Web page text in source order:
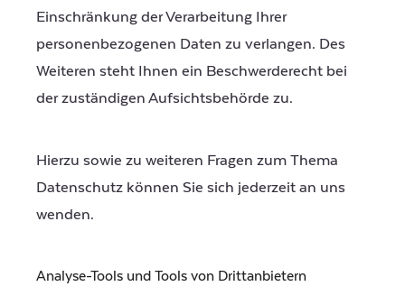
Einschränkung der Verarbeitung Ihrer
personenbezogenen Daten zu verlangen. Des
Weiteren steht Ihnen ein Beschwerderecht bei
der zuständigen Aufsichtsbehörde zu.
Hierzu sowie zu weiteren Fragen zum Thema
Datenschutz können Sie sich jederzeit an uns
wenden.
Analyse-Tools und Tools von Dritt­anbietern